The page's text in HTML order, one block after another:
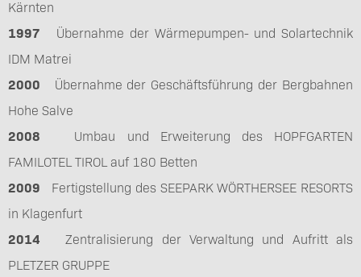
Kärnten
1997 Übernahme der Wärmepumpen- und Solartechnik
IDM Matrei
2000 Übernahme der Geschäftsführung der Bergbahnen
Hohe Salve
2008 Umbau und Erweiterung des HOPFGARTEN
FAMILOTEL TIROL auf 180 Betten
2009 Fertigstellung des SEEPARK WÖRTHERSEE RESORTS
in Klagenfurt
2014Zentralisierung der Verwaltung und Aufritt als
PLETZER GRUPPE